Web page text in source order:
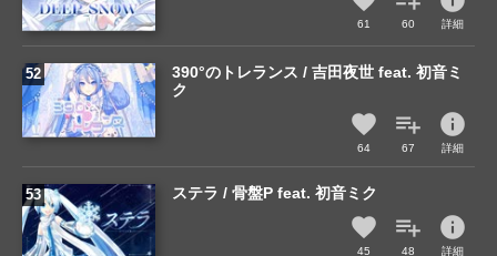
61 60 詳細
390°のトレランス / 吉田夜世 feat. 初音ミ
ク
64 67
info
詳細
ステラ / 骨盤P feat. 初音ミク
45 48
info
詳細